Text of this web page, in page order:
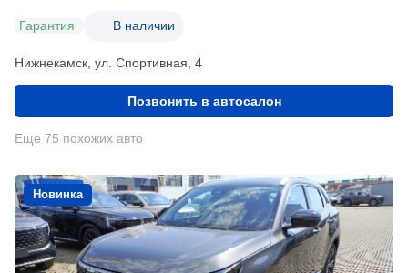
Гарантия В наличии
Нижнекамск, ул. Спортивная, 4
Позвонить в автосалон
Еще 75 похожих авто
Новинка